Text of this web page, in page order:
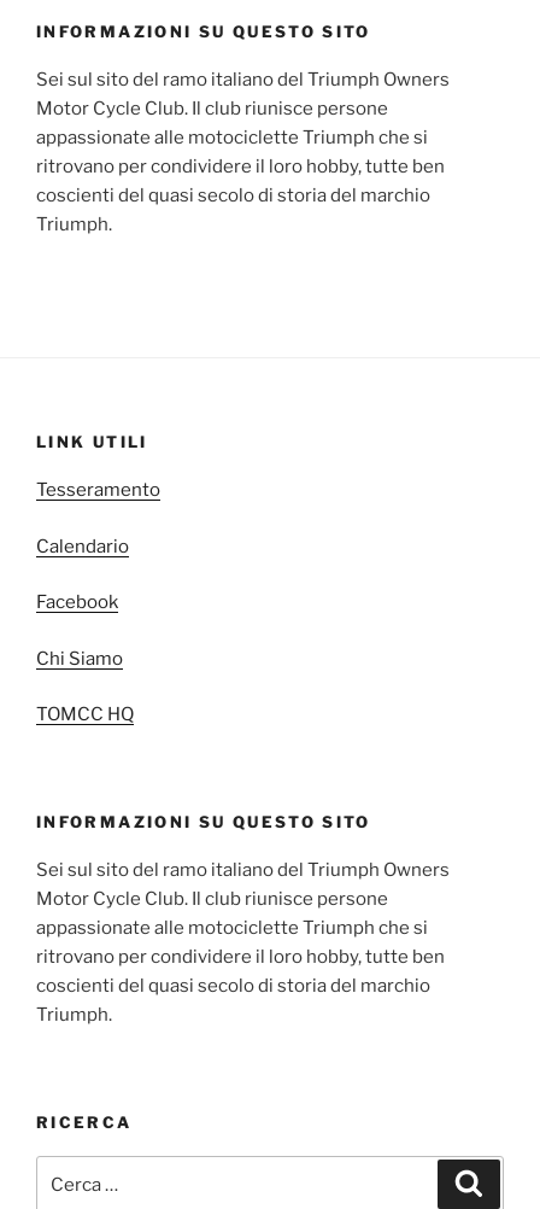
INFORMAZIONI SU QUESTO SITO
Sei sul sito del ramo italiano del Triumph Owners
Motor Cycle Club. Il club riunisce persone
appassionate alle motociclette Triumph che si
ritrovano per condividere il loro hobby, tutte ben
coscienti del quasi secolo di storia del marchio
Triumph.
LINK UTILI
Tesseramento
Calendario
Facebook
Chi Siamo
TOMCC HQ
INFORMAZIONI SU QUESTO SITO
Sei sul sito del ramo italiano del Triumph Owners
Motor Cycle Club. Il club riunisce persone
appassionate alle motociclette Triumph che si
ritrovano per condividere il loro hobby, tutte ben
coscienti del quasi secolo di storia del marchio
Triumph.
RICERCA